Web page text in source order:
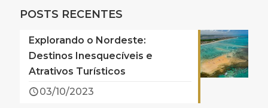
POSTS RECENTES
Explorando o Nordeste:
Destinos Inesquecíveis e
Atrativos Turísticos
03/10/2023